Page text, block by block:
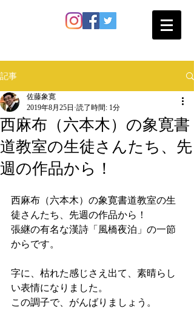
記事
西麻布（六本木）の象寛書
道教室の生徒さんたち、先
週の作品から！
佐藤象寛
2019年8月25日 読了時間: 1分
西麻布（六本木）の象寛書道教室の生
徒さんたち、先週の作品から！
張継の有名な漢詩「風橋夜泊」の一節
からです。
字に、枯れた感じさえ出て、素晴らし
い表情になりました。
この調子で、がんばりましょう。